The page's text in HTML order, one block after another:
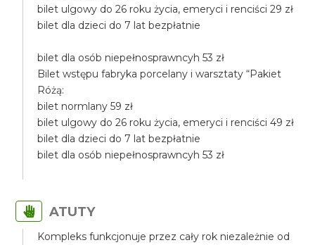
bilet ulgowy do 26 roku życia, emeryci i renciści 29 zł
bilet dla dzieci do 7 lat bezpłatnie
bilet dla osób niepełnosprawncyh 53 zł
Bilet wstępu fabryka porcelany i warsztaty “Pakiet
Różą:
bilet normlany 59 zł
bilet ulgowy do 26 roku życia, emeryci i renciści 49 zł
bilet dla dzieci do 7 lat bezpłatnie
bilet dla osób niepełnosprawncyh 53 zł
ATUTY
Kompleks funkcjonuje przez cały rok niezależnie od